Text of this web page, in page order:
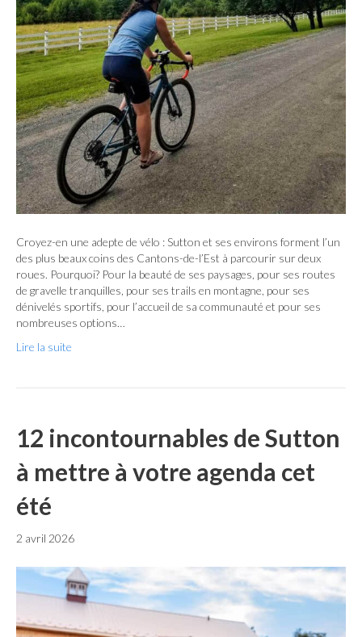
Croyez-en une adepte de vélo : Sutton et ses environs forment l’un
des plus beaux coins des Cantons-de-l’Est à parcourir sur deux
roues. Pourquoi? Pour la beauté de ses paysages, pour ses routes
de gravelle tranquilles, pour ses trails en montagne, pour ses
dénivelés sportifs, pour l’accueil de sa communauté et pour ses
nombreuses options…
Lire la suite
12 incontournables de Sutton
à mettre à votre agenda cet
été
2 avril 2026